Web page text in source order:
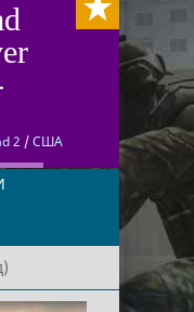
2 /США